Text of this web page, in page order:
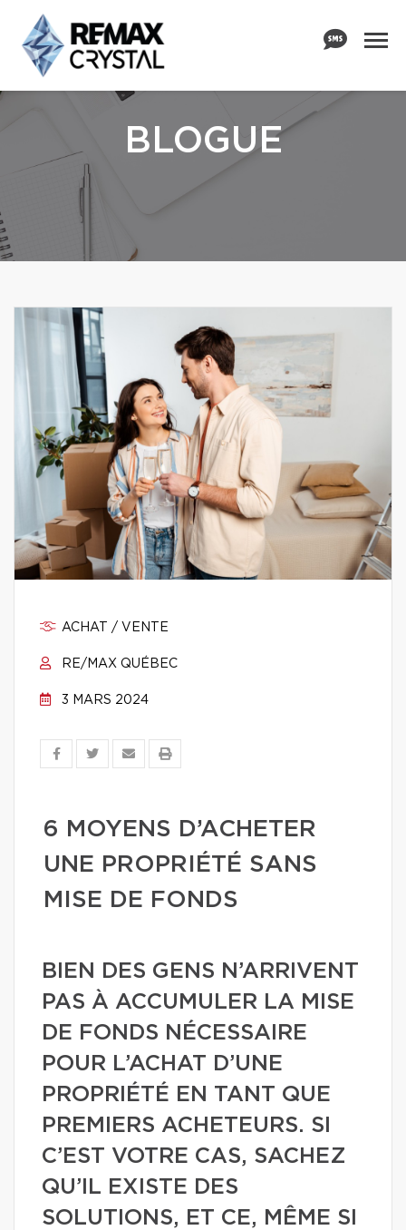
BLOGUE
ACHAT / VENTE
RE/MAX QUÉBEC
3 MARS 2024
6 MOYENS D’ACHETER
UNE PROPRIÉTÉ SANS
MISE DE FONDS
BIEN DES GENS N’ARRIVENT
PAS À ACCUMULER LA MISE
DE FONDS NÉCESSAIRE
POUR L’ACHAT D’UNE
PROPRIÉTÉ EN TANT QUE
PREMIERS ACHETEURS. SI
C’EST VOTRE CAS, SACHEZ
QU’IL EXISTE DES
SOLUTIONS, ET CE, MÊME SI